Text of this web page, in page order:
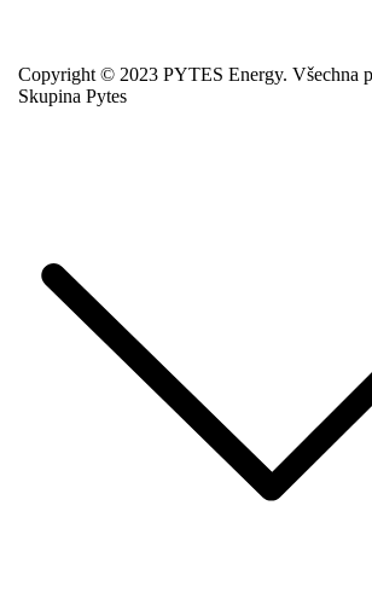
Copyright © 2023 PYTES Energy. Všechna
Skupina Pytes